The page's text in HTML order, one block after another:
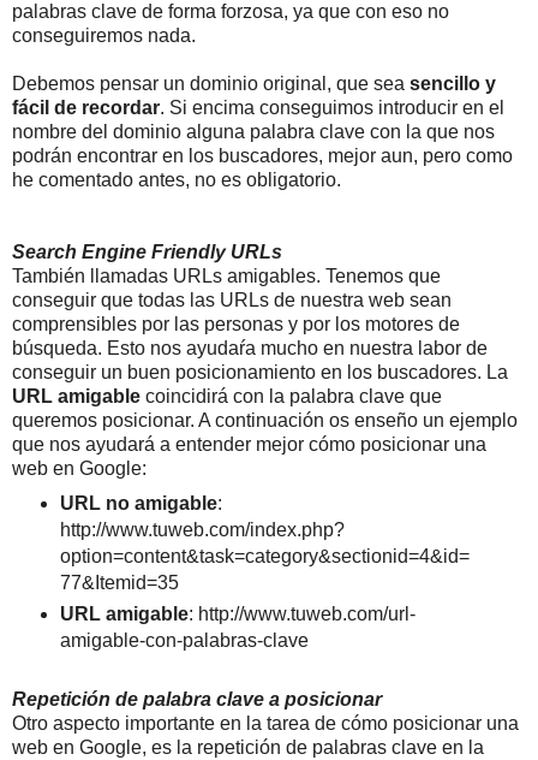
palabras clave de forma forzosa, ya que con eso no
conseguiremos nada.
Debemos pensar un dominio original, que sea sencillo y
fácil de recordar. Si encima conseguimos introducir en el
nombre del dominio alguna palabra clave con la que nos
podrán encontrar en los buscadores, mejor aun, pero como
he comentado antes, no es obligatorio.
Search Engine Friendly URLs
También llamadas URLs amigables. Tenemos que
conseguir que todas las URLs de nuestra web sean
comprensibles por las personas y por los motores de
búsqueda. Esto nos ayudaŕa mucho en nuestra labor de
conseguir un buen posicionamiento en los buscadores. La
URL amigable coincidirá con la palabra clave que
queremos posicionar. A continuación os enseño un ejemplo
que nos ayudará a entender mejor cómo posicionar una
web en Google:
URL no amigable:
http://www.tuweb.com/index.php?
option=content&task=category&sectionid=4&id=
77&Itemid=35
URL amigable: http://www.tuweb.com/url-
amigable-con-palabras-clave
Repetición de palabra clave a posicionar
Otro aspecto importante en la tarea de cómo posicionar una
web en Google, es la repetición de palabras clave en la